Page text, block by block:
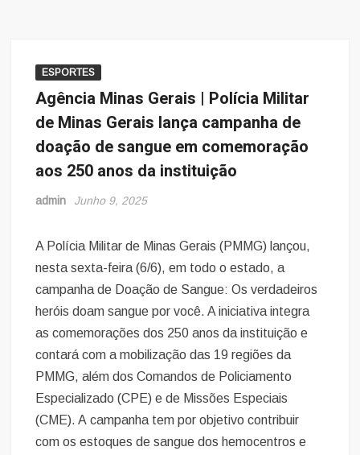
ESPORTES
Agência Minas Gerais | Polícia Militar
de Minas Gerais lança campanha de
doação de sangue em comemoração
aos 250 anos da instituição
admin Junho 9, 2025
A Polícia Militar de Minas Gerais (PMMG) lançou,
nesta sexta-feira (6/6), em todo o estado, a
campanha de Doação de Sangue: Os verdadeiros
heróis doam sangue por você. A iniciativa integra
as comemorações dos 250 anos da instituição e
contará com a mobilização das 19 regiões da
PMMG, além dos Comandos de Policiamento
Especializado (CPE) e de Missões Especiais
(CME). A campanha tem por objetivo contribuir
com os estoques de sangue dos hemocentros e